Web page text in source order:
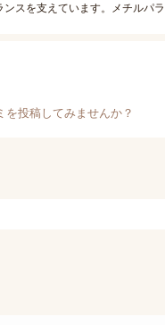
スを支えています。メチルパ
を投稿してみませんか？